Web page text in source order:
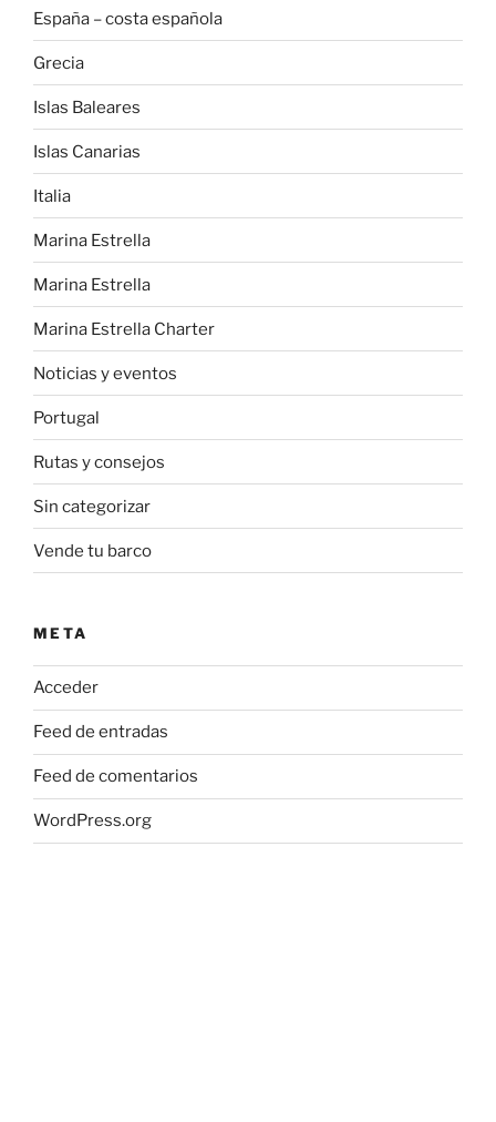
España – costa española
Grecia
Islas Baleares
Islas Canarias
Italia
Marina Estrella
Marina Estrella
Marina Estrella Charter
Noticias y eventos
Portugal
Rutas y consejos
Sin categorizar
Vende tu barco
META
Acceder
Feed de entradas
Feed de comentarios
WordPress.org